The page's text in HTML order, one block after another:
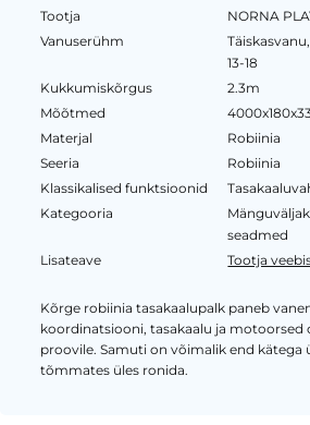
Tootja
NORNA
Vanuserühm
13-18
Kukkumiskõrgus
2.3m
Mõõtmed
Materjal
Robiinia
Seeria
Robiinia
Klassikalised funktsioonid
Kategooria
seadmed
Lisateave
Tootja
Kõrge robiinia tasakaalupalk paneb
koordinatsiooni, tasakaalu ja motoorsed
proovile. Samuti on võimalik end kätega
tõmmates üles ronida.